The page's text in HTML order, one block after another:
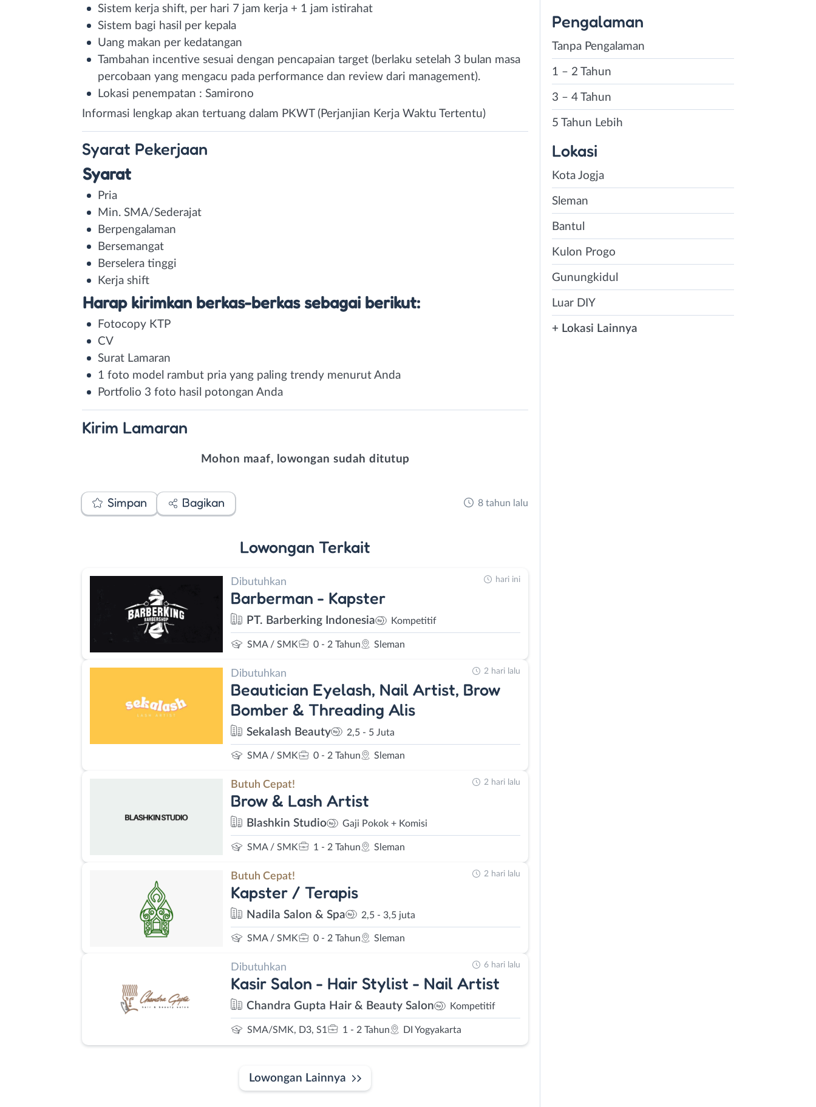
Sistem kerja shift, per hari 7 jam kerja + 1 jam istirahat
Sistem bagi hasil per kepala
Uang makan per kedatangan
Tambahan incentive sesuai dengan pencapaian target (berlaku setelah 3 bulan masa
percobaan yang mengacu pada performance dan review dari management).
Lokasi penempatan : Samirono
Informasi lengkap akan tertuang dalam PKWT (Perjanjian Kerja Waktu Tertentu)
Syarat Pekerjaan
Syarat
Pria
Min. SMA/Sederajat
Berpengalaman
Bersemangat
Berselera tinggi
Kerja shift
Harap kirimkan berkas-berkas sebagai berikut:
Fotocopy KTP
CV
Surat Lamaran
1 foto model rambut pria yang paling trendy menurut Anda
Portfolio 3 foto hasil potongan Anda
Kirim Lamaran
Mohon maaf, lowongan sudah ditutup
Simpan Bagikan 8 tahun lalu
Lowongan Terkait
Dibutuhkan
Barberman - Kapster
PT. Barberking Indonesia Kompetitif
SMA / SMK 0 - 2 Tahun Sleman
hari ini
Dibutuhkan
Beautician Eyelash, Nail Artist, Brow
Bomber & Threading Alis
Sekalash Beauty 2,5 - 5 Juta
SMA / SMK 0 - 2 Tahun Sleman
2 hari lalu
Butuh Cepat!
Brow & Lash Artist
Blashkin Studio Gaji Pokok + Komisi
SMA / SMK 1 - 2 Tahun Sleman
2 hari lalu
Butuh Cepat!
Kapster / Terapis
Nadila Salon & Spa 2,5 - 3,5 juta
SMA / SMK 0 - 2 Tahun Sleman
2 hari lalu
Dibutuhkan
Kasir Salon - Hair Stylist - Nail Artist
Chandra Gupta Hair & Beauty Salon Kompetitif
SMA/SMK, D3, S1 1 - 2 Tahun DI Yogyakarta
6 hari lalu
Lowongan Lainnya
Pengalaman
Tanpa Pengalaman
1 – 2 Tahun
3 – 4 Tahun
5 Tahun Lebih
Lokasi
Kota Jogja
Sleman
Bantul
Kulon Progo
Gunungkidul
Luar DIY
+ Lokasi Lainnya